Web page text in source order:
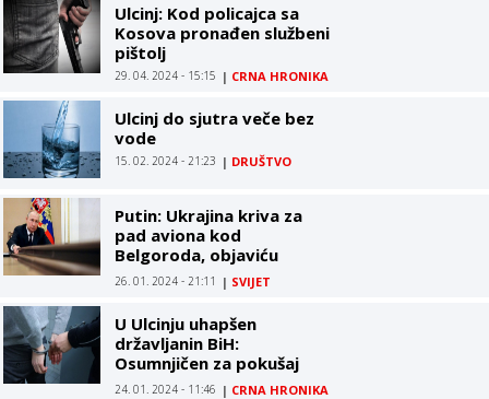
Ulcinj: Kod policajca sa
Kosova pronađen službeni
pištolj
29. 04. 2024 - 15:15 | CRNA HRONIKA
Ulcinj do sjutra veče bez
vode
15. 02. 2024 - 21:23 | DRUŠTVO
Putin: Ukrajina kriva za
pad aviona kod
Belgoroda, objaviću
nalaze istrage
26. 01. 2024 - 21:11 | SVIJET
U Ulcinju uhapšen
državljanin BiH:
Osumnjičen za pokušaj
ubistva
24. 01. 2024 - 11:46 | CRNA HRONIKA